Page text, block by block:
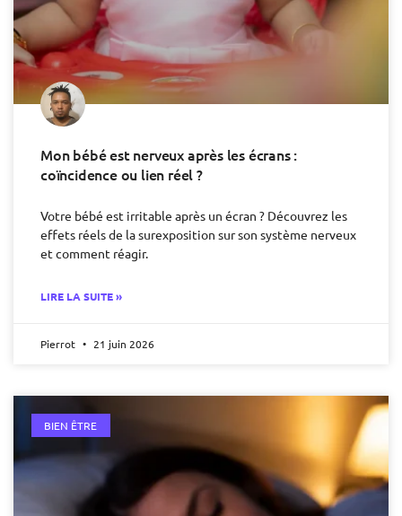
Mon bébé est nerveux après les écrans :
coïncidence ou lien réel ?
Votre bébé est irritable après un écran ? Découvrez les
effets réels de la surexposition sur son système nerveux
et comment réagir.
LIRE LA SUITE »
Pierrot 21 juin 2026
BIEN ÊTRE